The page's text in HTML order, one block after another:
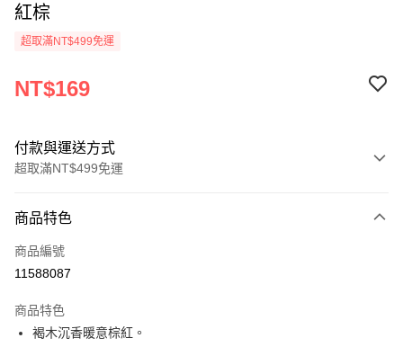
紅棕
超取滿NT$499免運
NT$169
付款與運送方式
超取滿NT$499免運
信用卡一次付款
超商取貨付款
Apple Pay
商品特色
商品編號
11588087
商品特色
褐木沉香暖意棕紅。